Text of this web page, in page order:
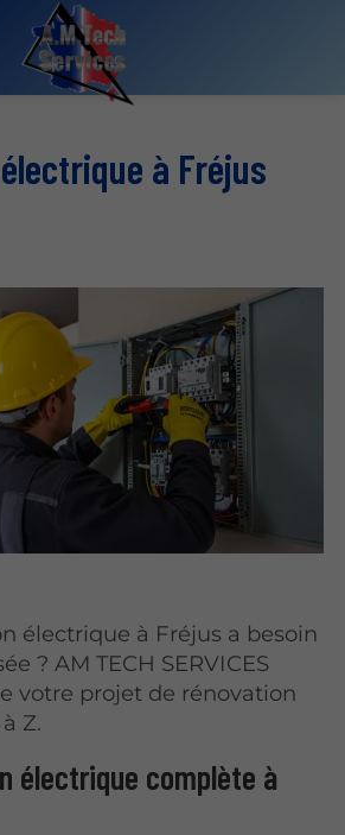
à Fréjus
électrique à Fréjus a besoin
? AM TECH SERVICES
votre projet de rénovation
Z.
électrique complète à